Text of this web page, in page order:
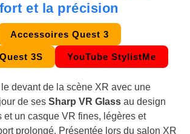
et la précision
Accessoires Quest 3
3S YouTube StylistMe
devant de la scène XR avec une
de sesSharp VR Glass au design
et un casque VR fines, légères et
prolongé. Présentée lors du salon XR